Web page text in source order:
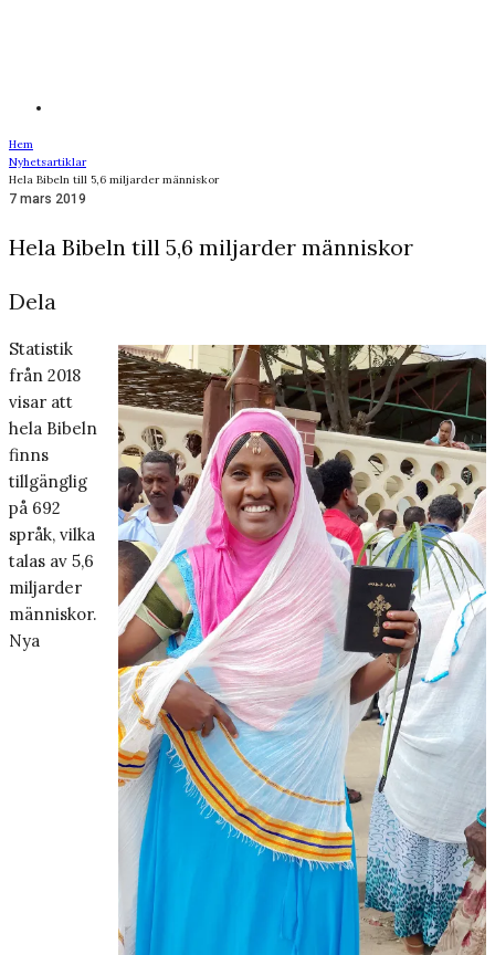
Hem
Nyhetsartiklar
Hela Bibeln till 5,6 miljarder människor
7 mars 2019
Hela Bibeln till 5,6 miljarder människor
Dela
Statistik
från 2018
visar att
hela Bibeln
finns
tillgänglig
på 692
språk, vilka
talas av 5,6
miljarder
människor.
Nya